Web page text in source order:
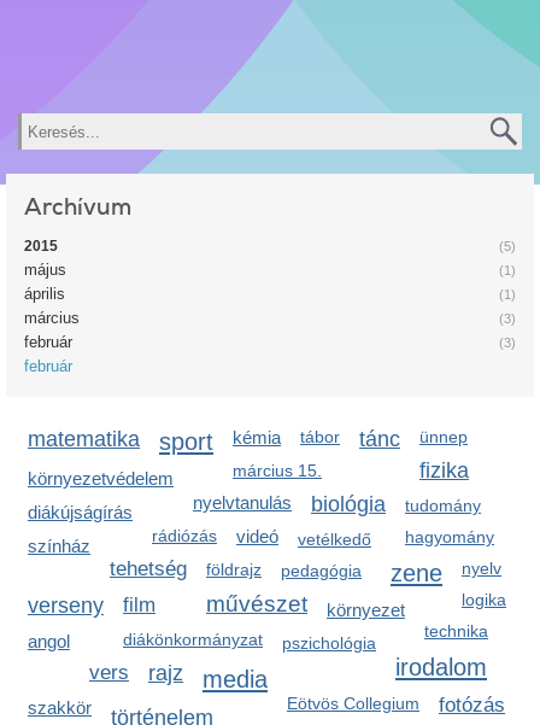
Keresés
Archívum
(5)
2015
(1)
május
(1)
április
(3)
március
(3)
február
február
matematika sport kémia tábor tánc ünnep
fizika
március 15.
környezetvédelem
nyelvtanulás
biológia tudomány
diákújságírás
rádiózás videó hagyomány
vetélkedő
színház
tehetség zene
földrajz
művészet
pedagógia
verseny környezet
nyelv
logika
film
diákönkormányzat pszichológia
technika
irodalom
angol
vers rajz media
Eötvös Collegium fotózás
szakkör történelem